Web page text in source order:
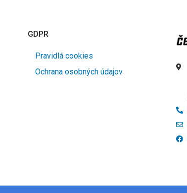
GDPR
Pravidlá cookies
Ochrana osobných údajov